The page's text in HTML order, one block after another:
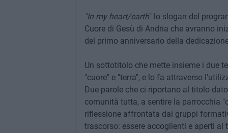
"In my heart/earth" lo slogan del
Cuore di Gesù di Andria che avranno
del primo anniversario della
Un sottotitolo che mette insieme i due
"cuore" e "terra", e lo fa attraverso
Due parole che ci riportano al titolo
comunità tutta, a sentire la parrocchia
riflessione affrontata dai gruppi
trascorso: essere accoglienti e aperti